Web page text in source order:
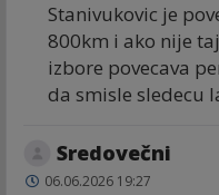
Stanivukovic je
800km i ako nije
izbore povecava
da smisle sledecu
Sredovečni
06.06.2026 19:27